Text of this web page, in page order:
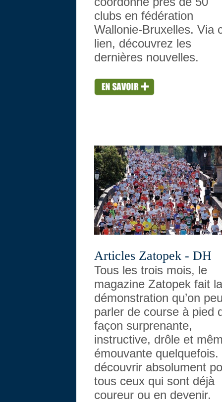
clubs en fédération
Wallonie-Bruxelles. Via
lien, découvrez les
dernières nouvelles.
Articles Zatopek - DH
Tous les trois mois, le
magazine Zatopek fait la
démonstration qu’on
parler de course à pied
façon surprenante,
instructive, drôle et
émouvante quelquefois.
découvrir absolument
tous ceux qui sont déjà
coureur ou en devenir.